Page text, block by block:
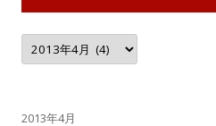
月
別
記
2013年4月